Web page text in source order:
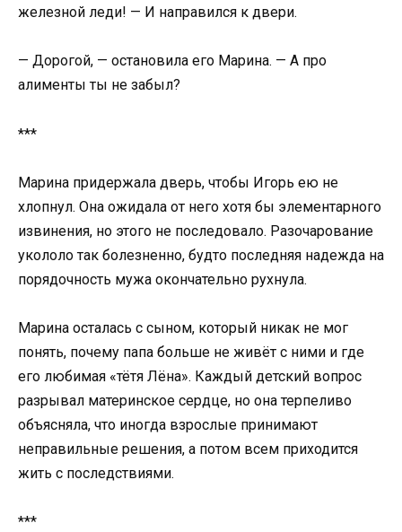
железной леди! — И направился к двери.
— Дорогой, — остановила его Марина. — А про
алименты ты не забыл?
***
Марина придержала дверь, чтобы Игорь ею не
хлопнул. Она ожидала от него хотя бы элементарного
извинения, но этого не последовало. Разочарование
укололо так болезненно, будто последняя надежда на
порядочность мужа окончательно рухнула.
Марина осталась с сыном, который никак не мог
понять, почему папа больше не живёт с ними и где
его любимая «тётя Лёна». Каждый детский вопрос
разрывал материнское сердце, но она терпеливо
объясняла, что иногда взрослые принимают
неправильные решения, а потом всем приходится
жить с последствиями.
***